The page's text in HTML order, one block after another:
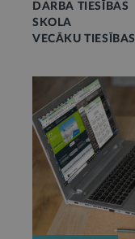
DARBA TIESĪBAS
SKOLA
VECĀKU TIESĪBAS